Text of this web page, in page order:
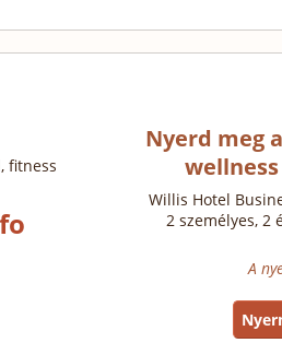
fitness
Nyerd meg
Willis Hotel
2 személyes, 2
A